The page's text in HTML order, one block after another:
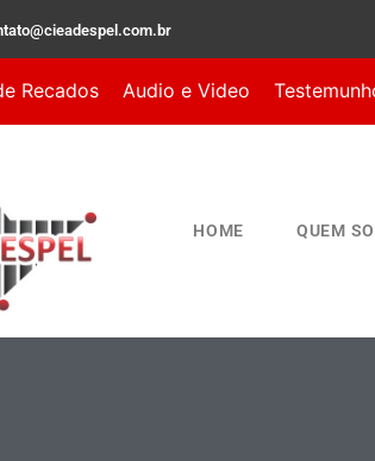
Recados Audio e Video
HOME QUEM